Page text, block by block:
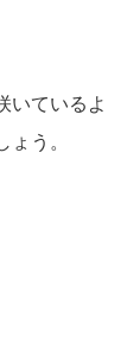
いているよ
う。